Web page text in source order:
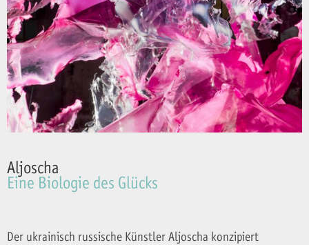
Aljoscha
Eine Biologie des Glücks
Der ukrainisch russische Künstler Aljoscha konzipiert